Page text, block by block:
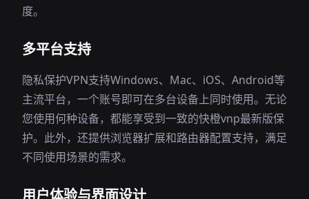
度。
多平台支持
隐私保护VPN支持Windows、Mac、iOS、Android等
主流平台，一个账号即可在多台设备上同时使用。无论
您使用何种设备，都能享受到一致的快橙vnp最新版保
护。此外，还提供浏览器扩展和路由器配置支持，满足
不同使用场景的需求。
用户体验与界面设计